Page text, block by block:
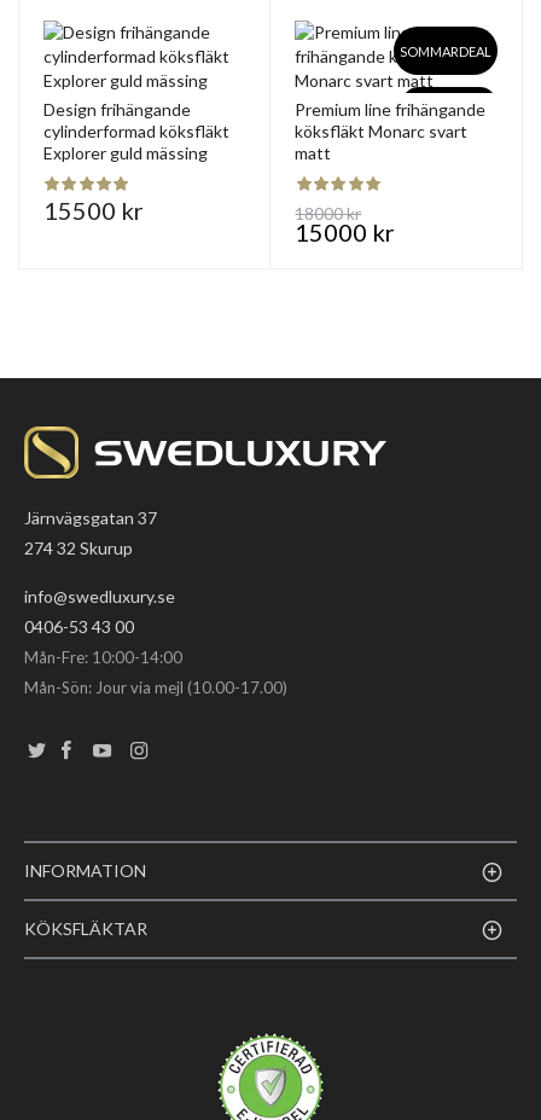
Design frihängande
cylinderformad köksfläkt
Explorer guld mässing
15500 kr
Bästsäljare
SOMMARDEAL
Premium line frihängande
köksfläkt Monarc svart
matt
15000 kr
18000 kr
Järnvägsgatan 37
274 32 Skurup
info@swedluxury.se
0406-53 43 00
Mån-Fre: 10:00-14:00
Mån-Sön: Jour via mejl (10.00-17.00)
INFORMATION
KÖKSFLÄKTAR